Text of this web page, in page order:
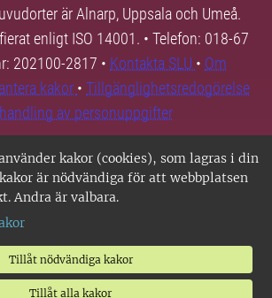
kakor (cookies), som lagras i din
är nödvändiga för att webbplatsen
Andra är valbara.
Tillåt nödvändiga kakor
Tillåt alla kakor
är Alnarp, Uppsala och Umeå.
enligt ISO 14001. • Telefon: 018-67
202100-2817 • Kontakta SLU • Om
kakor • Tillgänglighetsredogörelse
av personuppgifter